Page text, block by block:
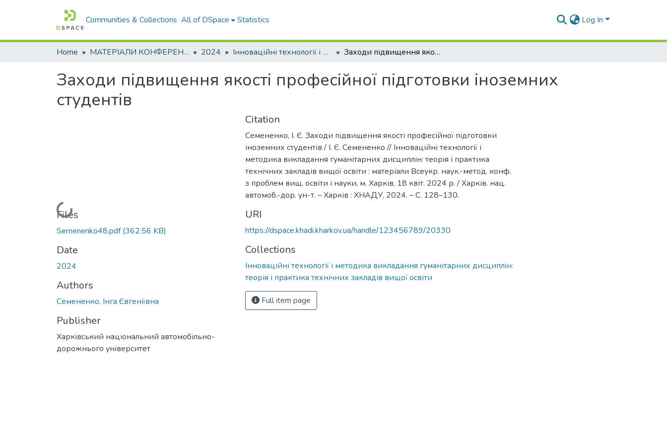
Communities & Collections All of DSpace Statistics Log In
Home МАТЕРІАЛИ КОНФЕРЕНЦІЙ 2024 Інноваційні технології і методика викладання гуманітарних дисциплін: теорія і практика технічних закладів вищої освіти Заходи підвищення якості професійної підготовки іноземних студентів
Заходи підвищення якості професійної підготовки іноземних
студентів
Loading...
Files
Semenenko48.pdf(362.56 KB)
Date
2024
Authors
Семененко, Інга Євгеніївна
Publisher
Харківський національний автомобільно-
дорожнього університет
Citation
Семененко, І. Є. Заходи підвищення якості професійної підготовки
іноземних студентів / І. Є. Семененко // Інноваційні технології і
методика викладання гуманітарних дисциплін: теорія і практика
технічних закладів вищої освіти : матеріали Всеукр. наук.-метод. конф.
з проблем вищ. освіти і науки, м. Харків, 18 квіт. 2024 р. / Харків. нац.
автомоб.-дор. ун-т. – Харків : ХНАДУ, 2024. – C. 128–130.
URI
https://dspace.khadi.kharkov.ua/handle/123456789/20330
Collections
Інноваційні технології і методика викладання гуманітарних дисциплін:
теорія і практика технічних закладів вищої освіти
Full item page